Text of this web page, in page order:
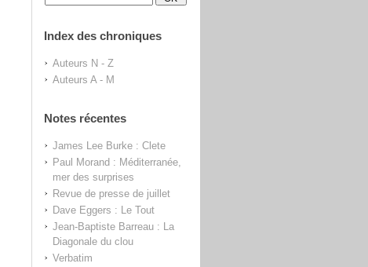
Index des chroniques
Auteurs N - Z
Auteurs A - M
Notes récentes
James Lee Burke : Clete
Paul Morand : Méditerranée,
mer des surprises
Revue de presse de juillet
Dave Eggers : Le Tout
Jean-Baptiste Barreau : La
Diagonale du clou
Verbatim